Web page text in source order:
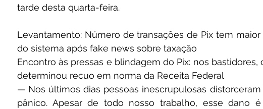
tarde desta quarta-feira.
Levantamento: Número de transações de Pix tem
do sistema após fake news sobre taxação
Encontro às pressas e blindagem do Pix: nos
determinou recuo em norma da Receita Federal
— Nos últimos dias pessoas inescrupulosas
pânico. Apesar de todo nosso trabalho, esse dano